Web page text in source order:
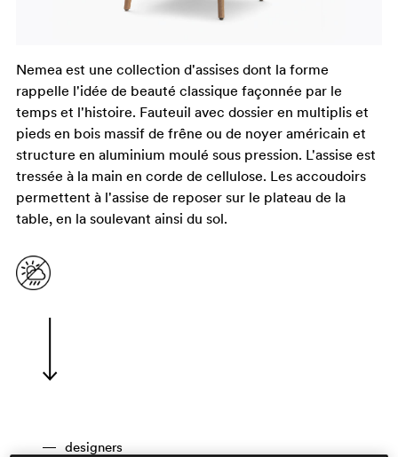
Nemea est une collection d'assises dont la forme
rappelle l'idée de beauté classique façonnée par le
temps et l'histoire. Fauteuil avec dossier en multiplis et
pieds en bois massif de frêne ou de noyer américain et
structure en aluminium moulé sous pression. L'assise est
tressée à la main en corde de cellulose. Les accoudoirs
permettent à l'assise de reposer sur le plateau de la
table, en la soulevant ainsi du sol.
designers